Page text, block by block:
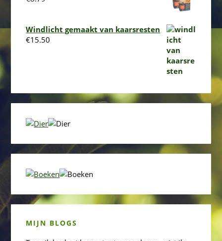
Windlicht gemaakt van kaarsresten
€15.50
MIJN BLOGS